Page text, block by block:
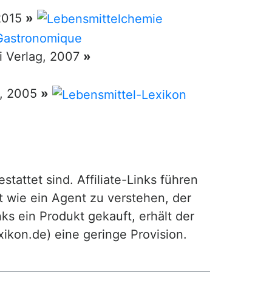
»
Verlag, 2007 »
2005 »
sind. Affiliate-Links führen
wie ein Agent zu verstehen, der
ein Produkt gekauft, erhält der
eine geringe Provision.